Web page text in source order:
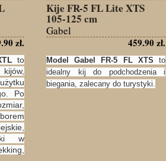
zł.
to
Po
w
Kije FR-5 FL Lite XTS
105-125 cm
Gabel
459.90 zł.
Model Gabel FR-5 FL XTS to
idealny kij do podchodzenia i
biegania, zalecany do turystyki.